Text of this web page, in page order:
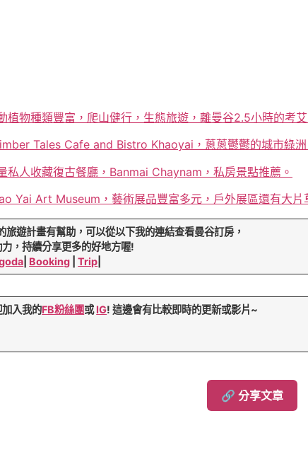
植物種類豐富，爬山健行，生態旅遊，離曼谷2.5小時的考
Tales Cafe and Bistro Khaoyai，蔥蔥鬱鬱的城市綠洲
私人收藏復古餐廳，Banmai Chaynam，私房景點推薦。
Yai Art Museum，藝術展品豐富多元，戶外展區還有大片
旅遊計畫有幫助，可以從以下我的連結查看曼谷訂房，
，持續分享更多的好地方喔!
Booking |Trip
入我的FB粉絲團或IG! 這邊會有比較即時的更新或影片~
🔗 分享文章